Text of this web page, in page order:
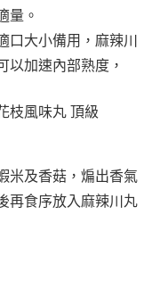
量。
口大小備用，麻辣川
以加速內部熟度，
米及香菇，煸出香氣
再食序放入麻辣川丸